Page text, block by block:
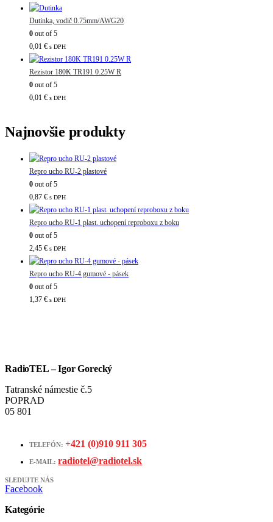
Dutinka, vodič 0.75mm/AWG20
0 out of 5
0,01 € s DPH
Rezistor 180K TR191 0.25W R
0 out of 5
0,01 € s DPH
Najnovšie produkty
Repro ucho RU-2 plastové
0 out of 5
0,87 € s DPH
Repro ucho RU-1 plast. uchopení reproboxu z boku
0 out of 5
2,45 € s DPH
Repro ucho RU-4 gumové - pásek
0 out of 5
1,37 € s DPH
RadioTEL – Igor Gorecký
Tatranské námestie č.5
POPRAD
05 801
TELEFÓN: +421 (0)910 911 305
E-MAIL: radiotel@radiotel.sk
SLEDUJTE NÁS
Facebook
Kategórie